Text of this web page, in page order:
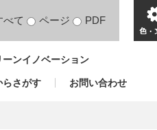
べて ページ PDF
色・
文
ンイノベーション
らさがす お問い合わせ